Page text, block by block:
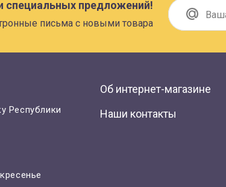
специальных предложений!
письма с новыми товара
Республики
Об интернет-магазине
Наши контакты